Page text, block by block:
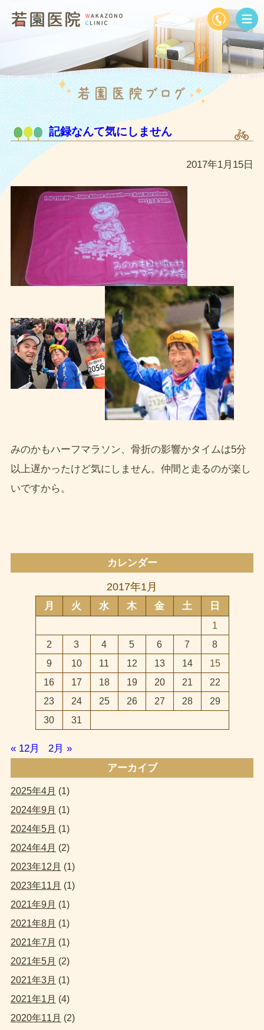
記録なんて気にしません
2017年1月15日
みのかもハーフマラソン、骨折の影響かタイムは5分
以上遅かったけど気にしません。仲間と走るのが楽し
いですから。
カレンダー
2017年1月
月 火 水 木 金 土 日
1
2
3 4 5 6 7
8
9
10 11 12 13 14
15
16
17 18 19 20 21
22
23
24 25 26 27 28
29
30
31
« 12月
2月 »
アーカイブ
2025年4月 (1)
2024年9月 (1)
2024年5月 (1)
2024年4月 (2)
2023年12月 (1)
2023年11月 (1)
2021年9月 (1)
2021年8月 (1)
2021年7月 (1)
2021年5月 (2)
2021年3月 (1)
2021年1月 (4)
2020年11月 (2)